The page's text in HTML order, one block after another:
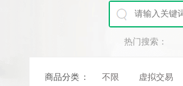
热门搜索：
商品分类 ： 不限 虚拟交易